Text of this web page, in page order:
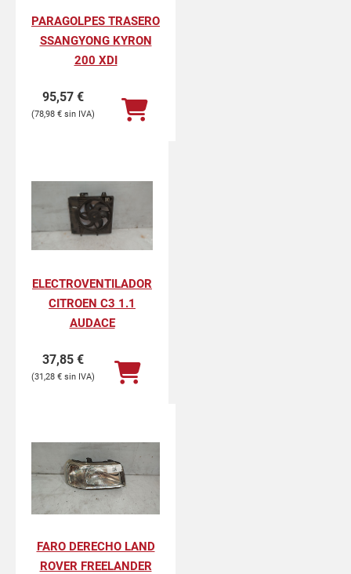
PARAGOLPES TRASERO
SSANGYONG KYRON
200 XDI
95,57 €
78,98 €
ELECTROVENTILADOR
CITROEN C3 1.1
AUDACE
37,85 €
31,28 €
FARO DERECHO LAND
ROVER FREELANDER